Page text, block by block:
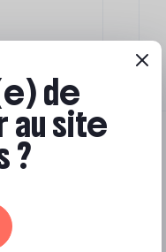
de
site
?